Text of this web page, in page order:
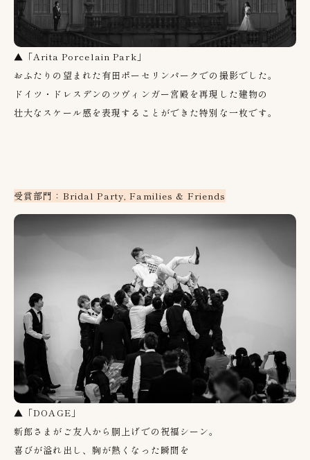
▲「Arita Porcelain Park」
おふたりの望まれた有田ポーセリンパークでの撮影でした。
ドイツ・ドレスデンのツヴィンガー宮殿を再現した建物の
壮大なスケール感を表現することができた特別な一枚です。
受賞部門：Bridal Party, Families & Friends
▲「DOAGE」
新郎さまがご友人から胴上げでの祝福シーン。
喜びが溢れ出し、胸が熱くなった瞬間を